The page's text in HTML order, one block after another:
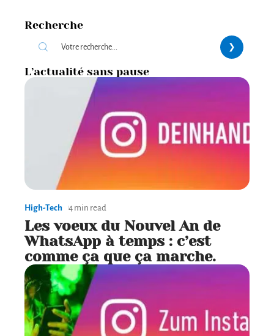
Recherche
L’actualité sans pause
High-Tech 4 min read
Les voeux du Nouvel An de
WhatsApp à temps : c’est
comme ça que ça marche.